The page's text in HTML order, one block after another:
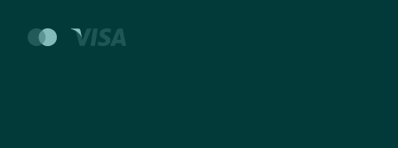
mastercard